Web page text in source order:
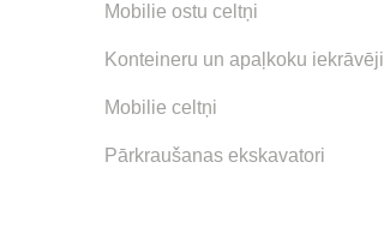
Mobilie ostu celtņi
Konteineru un apaļkoku iekrāvēji
Mobilie celtņi
Pārkraušanas ekskavatori